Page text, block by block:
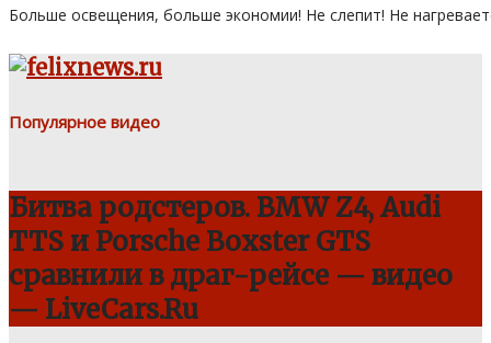
Больше освещения, больше экономии! Не слепит! Не
Популярное видео
Битва родстеров. BMW Z4, Audi
TTS и Porsche Boxster GTS
сравнили в драг-рейсе — видео
— LiveCars.Ru